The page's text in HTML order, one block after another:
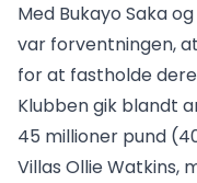
Med Bukayo Saka
var forventningen,
for at fastholde
Klubben gik blandt
45 millioner pund
Villas Ollie Watkins,